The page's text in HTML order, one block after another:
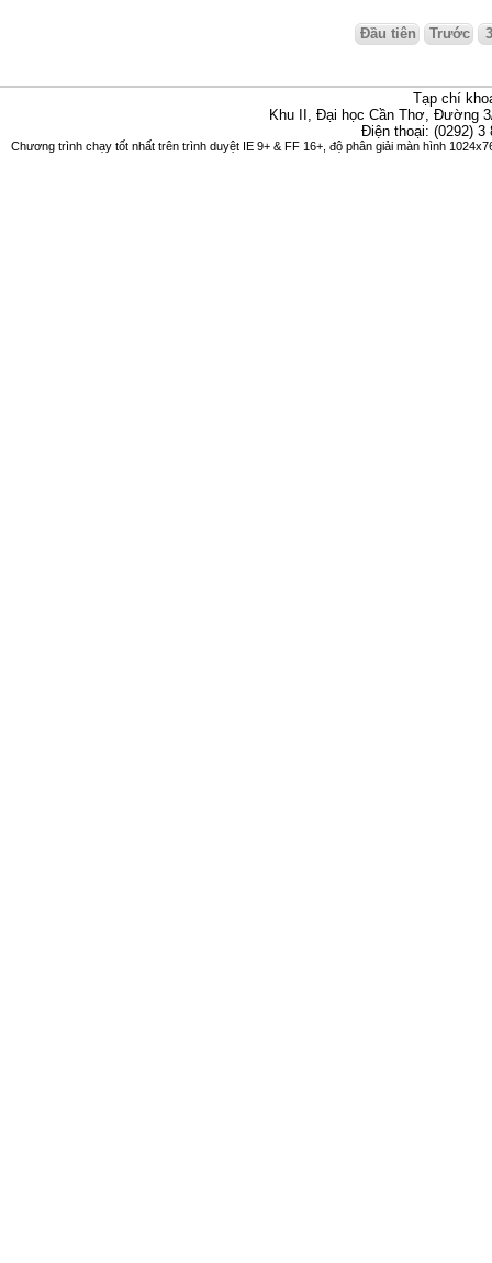
Đầu tiên Trước
Tạp chí
Khu II, Đại học Cần Thơ, Đường
Điện thoại: (0292)
Chương trình chạy tốt nhất trên trình duyệt IE 9+ & FF 16+, độ phân giải màn hình